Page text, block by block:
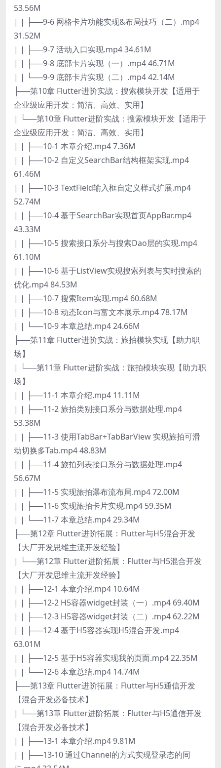
53.56M
| | ├──9-6 网格卡片功能实现&布局技巧（二）.mp4
31.52M
| | ├──9-7 活动入口实现.mp4 34.61M
| | ├──9-8 底部卡片实现（一）.mp4 46.71M
| | └──9-9 底部卡片实现（二）.mp4 42.14M
├──第10章 Flutter进阶实战：搜索模块开发【适用于
企业级应用开发：简洁、高效、实用】
| └──第10章 Flutter进阶实战：搜索模块开发【适用于
企业级应用开发：简洁、高效、实用】
| | ├──10-1 本章介绍.mp4 7.36M
| | ├──10-2 自定义SearchBar结构框架实现.mp4
61.46M
| | ├──10-3 TextField输入框自定义样式扩展.mp4
52.74M
| | ├──10-4 基于SearchBar实现首页AppBar.mp4
43.33M
| | ├──10-5 搜索接口系分与搜索Dao层的实现.mp4
61.10M
| | ├──10-6 基于ListView实现搜索列表与实时搜索的
优化.mp4 84.53M
| | ├──10-7 搜索Item实现.mp4 60.68M
| | ├──10-8 动态Icon与富文本展示.mp4 78.17M
| | └──10-9 本章总结.mp4 24.66M
├──第11章 Flutter进阶实战：旅拍模块实现【助力职
场】
| └──第11章 Flutter进阶实战：旅拍模块实现【助力职
场】
| | ├──11-1 本章介绍.mp4 11.11M
| | ├──11-2 旅拍类别接口系分与数据处理.mp4
53.38M
| | ├──11-3 使用TabBar+TabBarView 实现旅拍可滑
动切换多Tab.mp4 48.83M
| | ├──11-4 旅拍列表接口系分与数据处理.mp4
56.67M
| | ├──11-5 实现旅拍瀑布流布局.mp4 72.00M
| | ├──11-6 实现旅拍卡片实现.mp4 59.35M
| | └──11-7 本章总结.mp4 29.34M
├──第12章 Flutter进阶拓展：Flutter与H5混合开发
【大厂开发思维主流开发经验】
| └──第12章 Flutter进阶拓展：Flutter与H5混合开发
【大厂开发思维主流开发经验】
| | ├──12-1 本章介绍.mp4 10.64M
| | ├──12-2 H5容器widget封装（一）.mp4 69.40M
| | ├──12-3 H5容器widget封装（二）.mp4 62.22M
| | ├──12-4 基于H5容器实现H5混合开发.mp4
63.01M
| | ├──12-5 基于H5容器实现我的页面.mp4 22.35M
| | └──12-6 本章总结.mp4 14.74M
├──第13章 Flutter进阶拓展：Flutter与H5通信开发
【混合开发必备技术】
| └──第13章 Flutter进阶拓展：Flutter与H5通信开发
【混合开发必备技术】
| | ├──13-1 本章介绍.mp4 9.81M
| | ├──13-10 通过Channel的方式实现登录态的同